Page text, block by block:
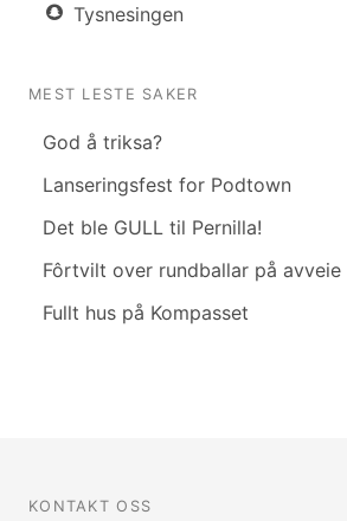
Tysnesingen
MEST LESTE SAKER
God å triksa?
Lanseringsfest for Podtown
Det ble GULL til Pernilla!
Fôrtvilt over rundballar på avveie
Fullt hus på Kompasset
KONTAKT OSS